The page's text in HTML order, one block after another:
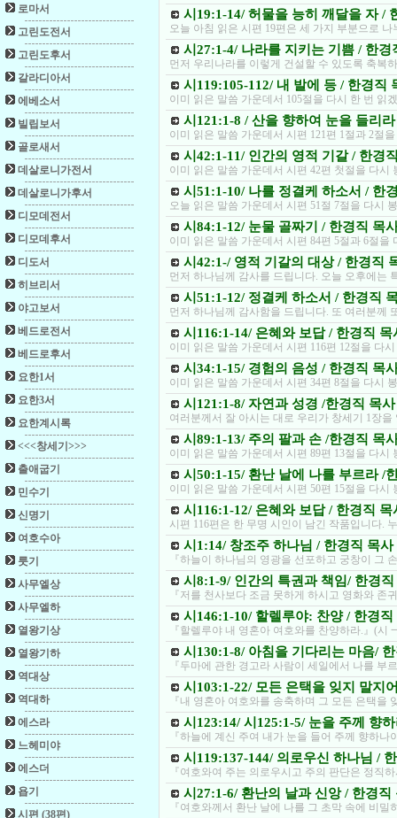
로마서
고린도전서
고린도후서
갈라디아서
에베소서
빌립보서
골로새서
데살로니가전서
데살로니가후서
디모데전서
디모데후서
디도서
히브리서
야고보서
베드로전서
베드로후서
요한1서
요한3서
요한계시록
<<<창세기>>>
출애굽기
민수기
신명기
여호수아
룻기
사무엘상
사무엘하
열왕기상
열왕기하
역대상
역대하
에스라
느헤미야
에스더
욥기
시편 (38편)
시19:1-14/ 허물을 능히 깨달을 자 /
오늘 아침 읽은 시편 19편은 세 가지 부분으로
시27:1-4/ 나라를 지키는 기쁨 / 한경
먼저 우리나라를 이렇게 건설할 수 있도록 축복
시119:105-112/ 내 발에 등 / 한경직
이미 읽은 말씀 가운데서 105절을 다시 한 번 읽
시121:1-8 / 산을 향하여 눈을 들리
이미 읽은 말씀 가운데서 시편 121편 1절과 2절
시42:1-11/ 인간의 영적 기갈 / 한경
이미 읽은 말씀 가운데서 시편 42편 첫절을 다
시51:1-10/ 나를 정결케 하소서 / 한
오늘 읽은 말씀 가운데서 시편 51절 7절을 다시
시84:1-12/ 눈물 골짜기 / 한경직 목
이미 읽은 말씀 가운데서 시편 84편 5절과 6절
시42:1-/ 영적 기갈의 대상 / 한경직
먼저 하나님께 감사를 드립니다. 오늘 오후에는
시51:1-12/ 정결케 하소서 / 한경직
먼저 하나님께 감사함을 드립니다. 또 여러분께
시116:1-14/ 은혜와 보답 / 한경직 목
이미 읽은 말씀 가운데서 시편 116편 12절을 다
시34:1-15/ 경험의 음성 / 한경직 목
이미 읽은 말씀 가운데서 시편 34편 8절을 다시
시121:1-8/ 자연과 성경 /한경직 목사
여러분께서 잘 아시는 대로 우리가 창세기 1장
시89:1-13/ 주의 팔과 손 /한경직 목
이미 읽은 말씀 가운데서 시편 89편 13절을 다
시50:1-15/ 환난 날에 나를 부르라 /
이미 읽은 말씀 가운데서 시편 50편 15절을 다
시116:1-12/ 은혜와 보답 / 한경직 목
시편 116편은 한 무명 시인이 남긴 작품입니다.
시1:14/ 창조주 하나님 / 한경직 목사
『하늘이 하나님의 영광을 선포하고 궁창이 그
시8:1-9/ 인간의 특권과 책임/ 한경
『저를 천사보다 조금 못하게 하시고 영화와
시146:1-10/ 할렐루야: 찬양 / 한경직
『할렐루야 내 영혼아 여호와를 찬양하라.』(
시130:1-8/ 아침을 기다리는 마음/
『두마에 관한 경고라 사람이 세일에서 나를
시103:1-22/ 모든 은택을 잊지 말지
『내 영혼아 여호와를 송축하며 그 모든 은택을
시123:14/ 시125:1-5/ 눈을 주께 향
『하늘에 계신 주여 내가 눈을 들어 주께 향하
시119:137-144/ 의로우신 하나님 /
『여호와여 주는 의로우시고 주의 판단은 정직
시27:1-6/ 환난의 날과 신앙 / 한경직
『여호와께서 환난 날에 나를 그 초막 속에 비